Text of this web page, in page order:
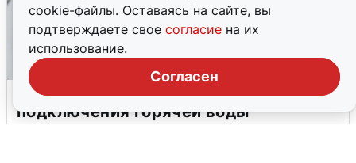
cookie-файлы. Оставаясь на сайте, вы
подтверждаете свое согласие на их
использование.
Согласен
В Архангельске перенесли сроки
подключения горячей воды